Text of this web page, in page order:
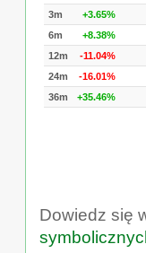
3m
+3.65%
6m
+8.38%
12m
-11.04%
24m
-16.01%
36m
+35.46%
Dowiedz się